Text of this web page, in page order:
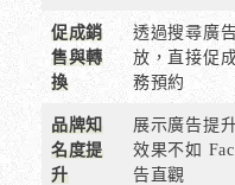
促成銷
售與轉
換
透過搜尋廣
放，直接促
務預約
品牌知
名度提
升
展示廣告提
效果不如
告直觀